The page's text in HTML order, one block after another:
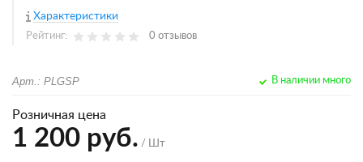
Характеристики
Рейтинг: 0 отзывов
Арт.: PLGSP В наличии много
Розничная цена
1 200 руб. / Шт